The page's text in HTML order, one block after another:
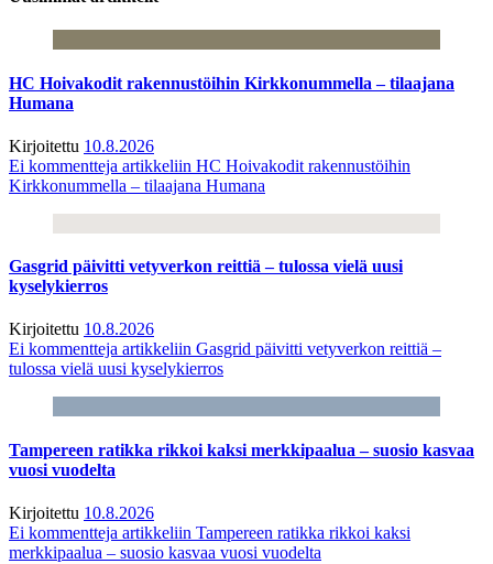
HC Hoivakodit rakennustöihin Kirkkonummella – tilaajana
Humana
Kirjoitettu 10.8.2026
Ei kommentteja artikkeliin HC Hoivakodit rakennustöihin
Kirkkonummella – tilaajana Humana
Gasgrid päivitti vetyverkon reittiä – tulossa vielä uusi
kyselykierros
Kirjoitettu 10.8.2026
Ei kommentteja artikkeliin Gasgrid päivitti vetyverkon reittiä –
tulossa vielä uusi kyselykierros
Tampereen ratikka rikkoi kaksi merkkipaalua – suosio kasvaa
vuosi vuodelta
Kirjoitettu 10.8.2026
Ei kommentteja artikkeliin Tampereen ratikka rikkoi kaksi
merkkipaalua – suosio kasvaa vuosi vuodelta